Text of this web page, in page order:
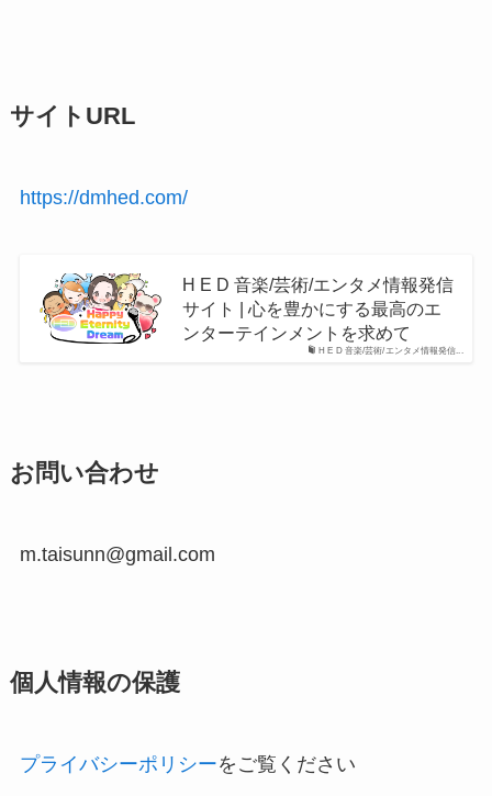
サイトURL
https://dmhed.com/
H E D 音楽/芸術/エンタメ情報発信...
H E D 音楽/芸術/エンタメ情報発信
サイト | 心を豊かにする最高のエ
ンターテインメントを求めて
お問い合わせ
m.taisunn@gmail.com
個人情報の保護
プライバシーポリシーをご覧ください